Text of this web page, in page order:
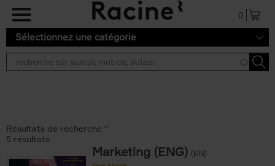
Aller au contenu principal
0
Sélectionnez une catégorie
Résultats de recherche ''
5 résultats
Marketing (ENG) (EN)